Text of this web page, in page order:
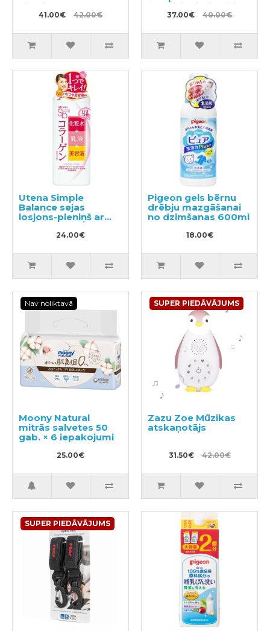
pildviela 810ml
41.00€ 42.00€
kondicionieris divi
vienā ar mentolu
400ml
37.00€ 40.00€
Utena Simple
Balance sejas
losjons-pieniņš ar
kolagēnu 220ml
24.00€
Pigeon gels bērnu
drēbju mazgāšanai
no dzimšanas 600ml
18.00€
Nav noliktavā
Moony Natural
mitrās salvetes 50
gab. × 6 iepakojumi
25.00€
SUPER PIEDĀVĀJUMS
Zazu Zoe Mūzikas
atskaņotājs
31.50€ 42.00€
SUPER PIEDĀVĀJUMS